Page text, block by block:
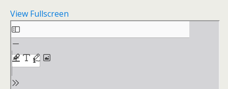
View Fullscreen